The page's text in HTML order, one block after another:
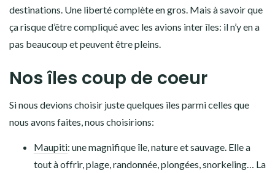
destinations. Une liberté complète en gros. Mais à savoir que
ça risque d’être compliqué avec les avions inter îles: il n’y en a
pas beaucoup et peuvent être pleins.
Nos îles coup de coeur
Si nous devions choisir juste quelques îles parmi celles que
nous avons faites, nous choisirions:
Maupiti: une magnifique île, nature et sauvage. Elle a
tout à offrir, plage, randonnée, plongées, snorkeling… La